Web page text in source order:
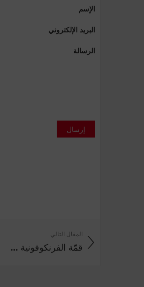
الإسم
البريد الإلكتروني
الرسالة
إرسال
المقال التالي
قمّة الفرنكوفونية ...